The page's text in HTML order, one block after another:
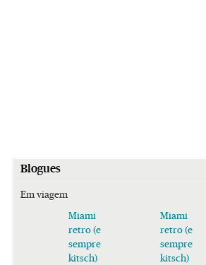
Blogues
Em viagem
Miami
retro (e
sempre
kitsch)
Miami
retro (e
sempre
kitsch)